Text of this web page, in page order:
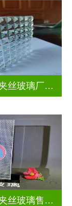
宣城安全夹丝玻璃厂家联系电话
安庆进口夹丝玻璃售价多少